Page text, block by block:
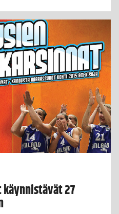
käynnistävät 27